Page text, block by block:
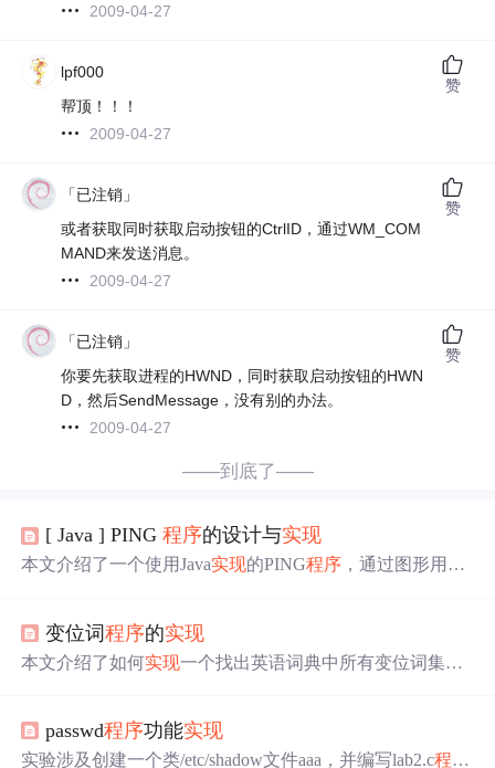
2009-04-27
lpf000
帮顶！！！
2009-04-27
赞
「已注销」
或者获取同时获取启动按钮的CtrlID，通过WM_COM
MAND来发送消息。
2009-04-27
赞
「已注销」
你要先获取进程的HWND，同时获取启动按钮的HWN
D，然后SendMessage，没有别的办法。
2009-04-27
赞
——到底了——
[ Java ] PING程序的设计与实现
本文介绍了一个使用Java实现的PING程序 ，通过图形用户
入，以及执行Ping命令的过程。
变位词程序的实现
本文介绍了如何实现一个找出英语词典中所有变位词集合
passwd程序功能实现
实验涉及创建一个类/etc/shadow文件aaa，并编写lab2.c程序